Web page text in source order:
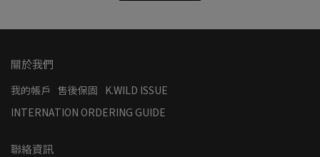
關於我們
我的帳戶 售後保固 K.WILD ISSUE
INTERNATION ORDERING GUIDE
聯絡資訊